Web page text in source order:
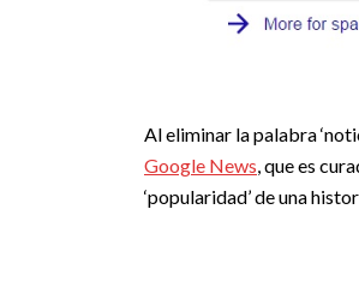
Al eliminar la palabra
Google News , que es
‘popularidad’ de una